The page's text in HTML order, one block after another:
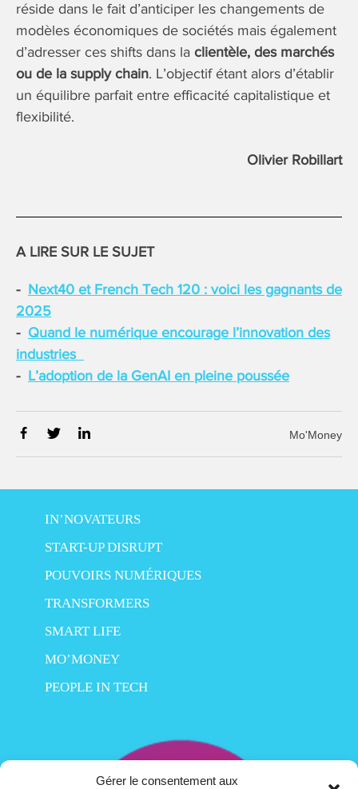
Gérer le consentement aux
réside dans le fait d’anticiper les changements de
modèles économiques de sociétés mais également
d’adresser ces shifts dans la clientèle, des marchés
ou de la supply chain. L’objectif étant alors d’établir
un équilibre parfait entre efficacité capitalistique et
flexibilité.
Olivier Robillart
A LIRE SUR LE SUJET
Next40 et French Tech 120 : voici les gagnants de
2025
Quand le numérique encourage l’innovation des
industries
L’adoption de la GenAI en pleine poussée
Mo'Money
IN’NOVATEURS
START-UP DISRUPT
POUVOIRS NUMÉRIQUES
TRANSFORMERS
SMART LIFE
MO’MONEY
PEOPLE IN TECH